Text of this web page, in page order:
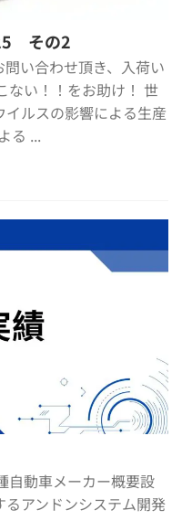
その2
い合わせ頂き、入荷い
ない！！をお助け！ 世
ルスの影響による生産
る ...
自動車メーカー概要設
アンドンシステム開発